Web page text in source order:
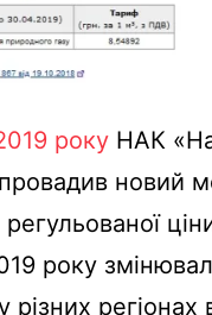
року НАК
новий
року
різних регіонах